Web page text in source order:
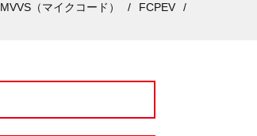
MVVS（マイクコード）
FCPEV